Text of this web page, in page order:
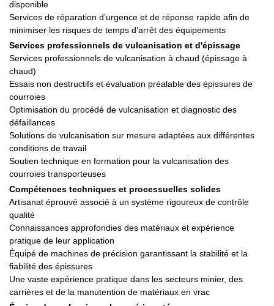
disponible
Services de réparation d’urgence et de réponse rapide afin de
minimiser les risques de temps d’arrêt des équipements
Services professionnels de vulcanisation et d'épissage
Services professionnels de vulcanisation à chaud (épissage à
chaud)
Essais non destructifs et évaluation préalable des épissures de
courroies
Optimisation du procédé de vulcanisation et diagnostic des
défaillances
Solutions de vulcanisation sur mesure adaptées aux différentes
conditions de travail
Soutien technique en formation pour la vulcanisation des
courroies transporteuses
Compétences techniques et processuelles solides
Artisanat éprouvé associé à un système rigoureux de contrôle
qualité
Connaissances approfondies des matériaux et expérience
pratique de leur application
Équipé de machines de précision garantissant la stabilité et la
fiabilité des épissures
Une vaste expérience pratique dans les secteurs minier, des
carrières et de la manutention de matériaux en vrac